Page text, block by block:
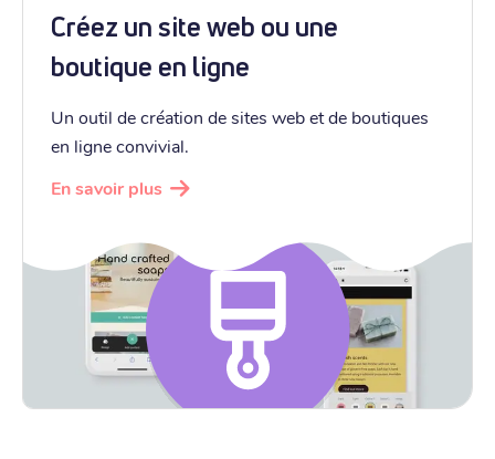
Créez un site web ou une
boutique en ligne
Un outil de création de sites web et de boutiques
en ligne convivial.
En savoir plus